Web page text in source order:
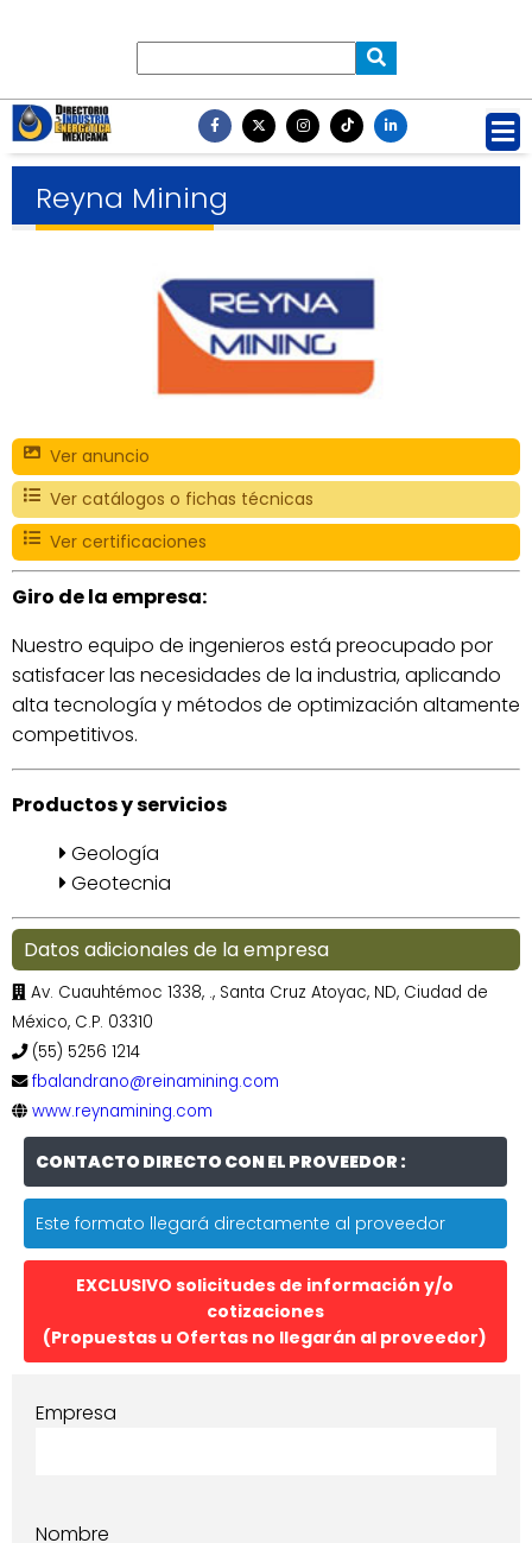
Reyna Mining
Ver anuncio
Ver catálogos o fichas técnicas
Ver certificaciones
Giro de la empresa:
Nuestro equipo de ingenieros está preocupado por
satisfacer las necesidades de la industria, aplicando
alta tecnología y métodos de optimización altamente
competitivos.
Productos y servicios
Geología
Geotecnia
Datos adicionales de la empresa
Av. Cuauhtémoc 1338, ., Santa Cruz Atoyac, ND, Ciudad de
México, C.P. 03310
(55) 5256 1214
fbalandrano@reinamining.com
www.reynamining.com
CONTACTO DIRECTO CON EL PROVEEDOR :
Este formato llegará directamente al proveedor
EXCLUSIVO solicitudes de información y/o
cotizaciones
(Propuestas u Ofertas no llegarán al proveedor)
Empresa
Nombre